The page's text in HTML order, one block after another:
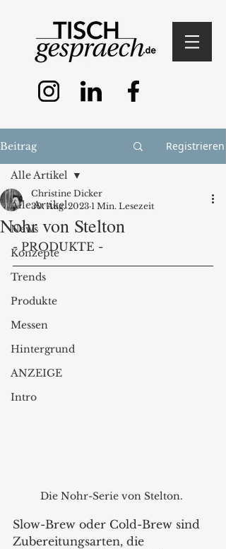
Beitrag Registrieren
Alle Artikel
News
Konzepte
Trends
Produkte
Messen
Hintergrund
ANZEIGE
Intro
Alle Artikel
Nohr von Stelton
Christine Dicker
30. Aug. 2023 1 Min. Lesezeit
- PRODUKTE -
Die Nohr-Serie von Stelton.
Slow-Brew oder Cold-Brew sind
Zubereitungsarten, die